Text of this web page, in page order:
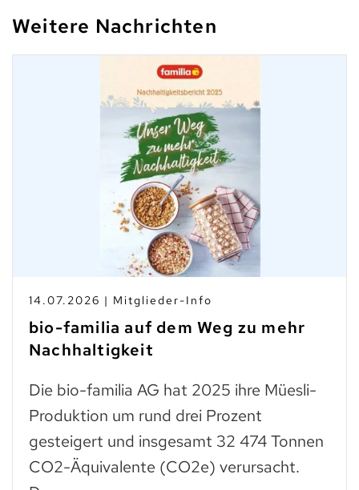
Weitere Nachrichten
14.07.2026 | Mitglieder-Info
bio-familia auf dem Weg zu mehr
Nachhaltigkeit
Die bio-familia AG hat 2025 ihre Müesli-
Produktion um rund drei Prozent
gesteigert und insgesamt 32 474 Tonnen
CO2-Äquivalente (CO2e) verursacht.